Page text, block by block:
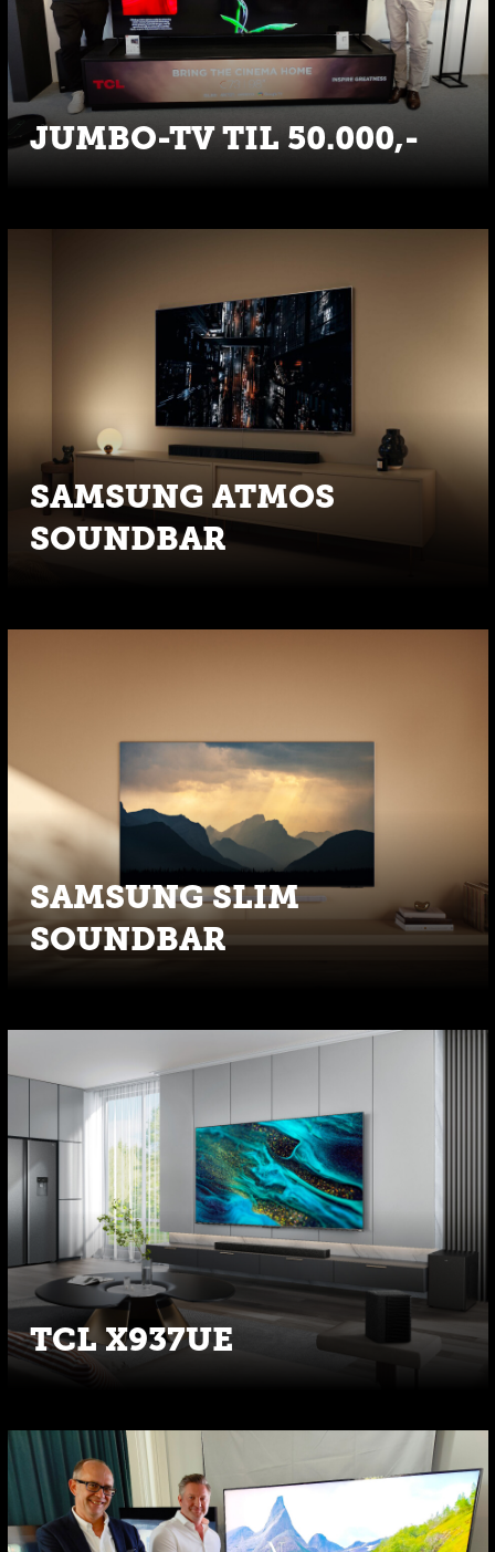
JUMBO-TV TIL 50.000,-
SAMSUNG ATMOS
SOUNDBAR
SAMSUNG SLIM
SOUNDBAR
TCL X937UE